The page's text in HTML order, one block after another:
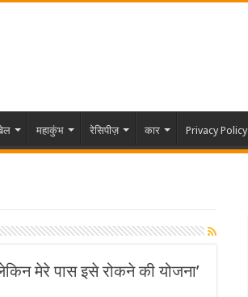
महाकुंभ रेसिपीज़ कार Privacy Policy
मेरे पास इसे रोकने की योजना’